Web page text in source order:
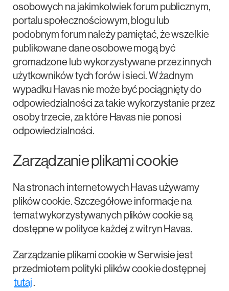
osobowych na jakimkolwiek forum publicznym,
portalu społecznościowym, blogu lub
podobnym forum należy pamiętać, że wszelkie
publikowane dane osobowe mogą być
gromadzone lub wykorzystywane przez innych
użytkowników tych forów i sieci. W żadnym
wypadku Havas nie może być pociągnięty do
odpowiedzialności za takie wykorzystanie przez
osoby trzecie, za które Havas nie ponosi
odpowiedzialności.
Zarządzanie plikami cookie
Na stronach internetowych Havas używamy
plików cookie. Szczegółowe informacje na
temat wykorzystywanych plików cookie są
dostępne w polityce każdej z witryn Havas.
Zarządzanie plikami cookie w Serwisie jest
przedmiotem polityki plików cookie dostępnej
tutaj.